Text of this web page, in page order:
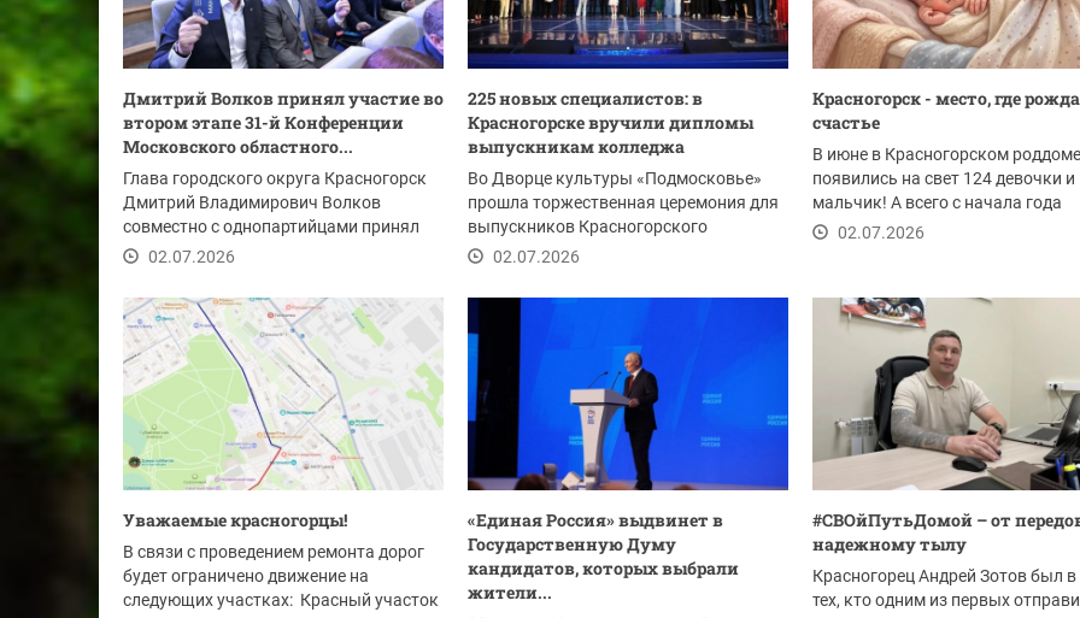
Дмитрий Волков принял участие во
втором этапе 31-й Конференции
Московского областного...
Глава городского округа Красногорск
Дмитрий Владимирович Волков
совместно с однопартийцами принял
участие во втором...
02.07.2026
225 новых специалистов: в
Красногорске вручили дипломы
выпускникам колледжа
Во Дворце культуры «Подмосковье»
прошла торжественная церемония для
выпускников Красногорского
колледжа. В этом году...
02.07.2026
Красногорск - место, где
счастье
В июне в Красногорском роддоме
появились на свет 124 девочки и
мальчик! А всего с начала года
красногорские...
02.07.2026
Уважаемые красногорцы!
В связи с проведением ремонта дорог
будет ограничено движение на
следующих участках: Красный участок
«Единая Россия» выдвинет в
Государственную Думу
кандидатов, которых выбрали
жители...
#СВОйПутьДомой – от
надежному тылу
Красногорец Андрей Зотов был в
тех, кто одним из первых